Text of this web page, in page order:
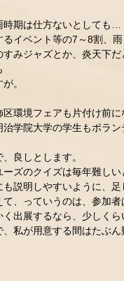
期は仕方ないとしても…
イベント等の7～8割、
すみジャズとか、炎天下
。
環境フェアも片付け前
治学院大学の学生もボラ
良しとします。
ーズのクイズは毎年難し
説明しやすいように、
、っていうのは、参加
く出展するなら、少しく
、私が用意する間はたぶ